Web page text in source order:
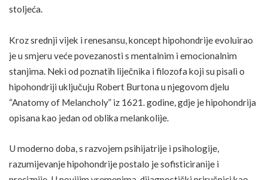
stoljeća.
Kroz srednji vijek i renesansu, koncept hipohondrije evoluirao
je u smjeru veće povezanosti s mentalnim i emocionalnim
stanjima. Neki od poznatih liječnika i filozofa koji su pisali o
hipohondriji uključuju Robert Burtona u njegovom djelu
“Anatomy of Melancholy” iz 1621. godine, gdje je hipohondrija
opisana kao jedan od oblika melankolije.
U moderno doba, s razvojem psihijatrije i psihologije,
razumijevanje hipohondrije postalo je sofisticiranije i